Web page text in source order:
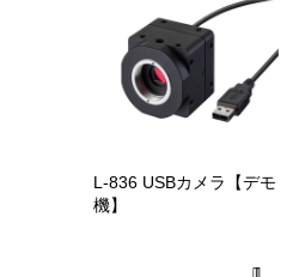
L-836 USBカメラ【デモ
機】